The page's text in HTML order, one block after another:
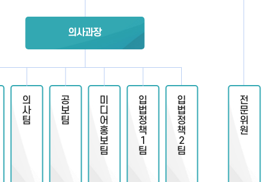
의사과장
의사팀 공보팀 미디어홍보팀 입법정책1팀 입법정책2팀 전문위원